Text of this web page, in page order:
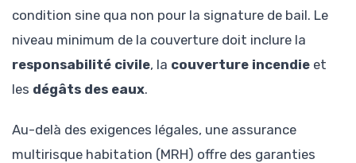
condition sine qua non pour la signature de bail. Le
niveau minimum de la couverture doit inclure la
responsabilité civile, la couverture incendie et
les dégâts des eaux.
Au-delà des exigences légales, une assurance
multirisque habitation (MRH) offre des garanties